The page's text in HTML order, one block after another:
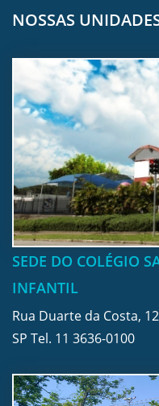
NOSSAS
SEDE DO COLÉGIO
INFANTIL
Rua Duarte da Costa,
SP Tel. 11 3636-0100